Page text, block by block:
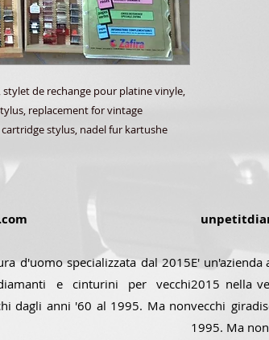
stylet de rechange pour platine vinyle,
replacement for vintage
stylus, nadel fur kartushe
d'uomo specializzata dal 2015
e cinturini per vecchi
dagli anni '60 al 1995. Ma non
E'
2015 nella
vecchi
1995. Ma